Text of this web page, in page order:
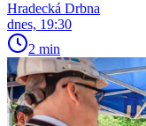
Hradecká Drbna
dnes, 19:30
2 min